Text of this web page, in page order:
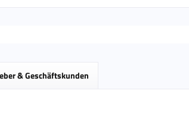
& Geschäftskunden